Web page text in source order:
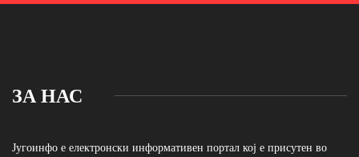
ЗА НАС
Југоинфо е електронски информативен портал кој е присутен во